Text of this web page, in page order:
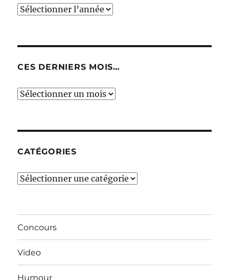
CES DERNIERS MOIS…
Ces
CATÉGORIES
Catégories
Concours
Video
Humour